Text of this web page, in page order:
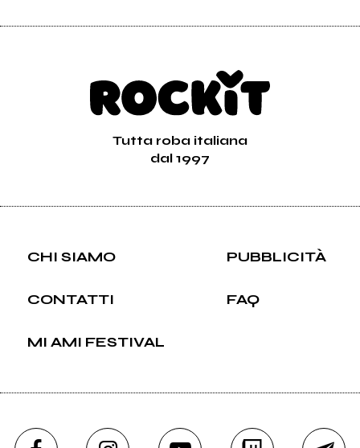
Tutta roba italiana
dal 1997
CHI SIAMO PUBBLICITÀ
CONTATTI FAQ
MI AMI FESTIVAL